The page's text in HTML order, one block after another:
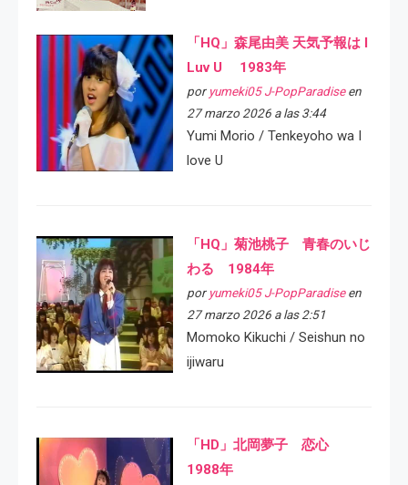
「HQ」森尾由美 天気予報は I
Luv U 1983年
por yumeki05 J-PopParadiseen
27 marzo 2026 a las 3:44
Yumi Morio / Tenkeyoho wa I
love U
「HQ」菊池桃子 青春のいじ
わる 1984年
por yumeki05 J-PopParadiseen
27 marzo 2026 a las 2:51
Momoko Kikuchi / Seishun no
ijiwaru
「HD」北岡夢子 恋心
1988年